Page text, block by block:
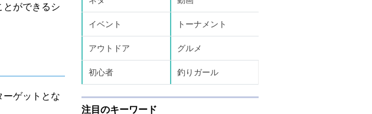
とができるシ
ーゲットとな
イベント トーナメント
アウトドア グルメ
初心者 釣りガール
注目のキーワード